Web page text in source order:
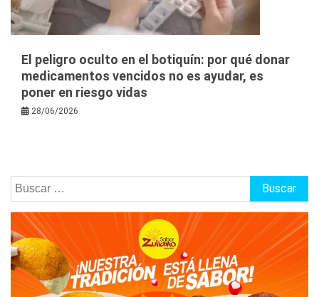
El peligro oculto en el botiquín: por qué donar
medicamentos vencidos no es ayudar, es
poner en riesgo vidas
28/06/2026
Buscar: